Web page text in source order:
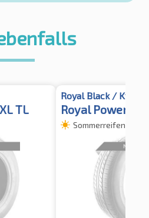
TL
Royal Black / Kyoto
Royal Power
Sommerreifen